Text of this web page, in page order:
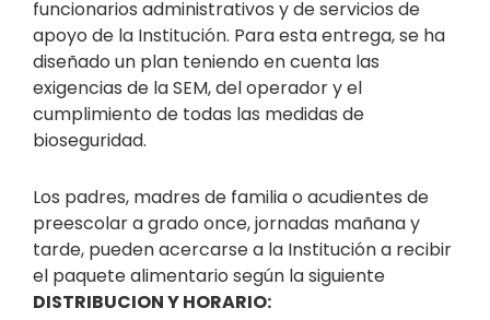
funcionarios administrativos y de servicios de
apoyo de la Institución. Para esta entrega, se ha
diseñado un plan teniendo en cuenta las
exigencias de la SEM, del operador y el
cumplimiento de todas las medidas de
bioseguridad.
Los padres, madres de familia o acudientes de
preescolar a grado once, jornadas mañana y
tarde, pueden acercarse a la Institución a recibir
el paquete alimentario según la siguiente
DISTRIBUCION Y HORARIO: